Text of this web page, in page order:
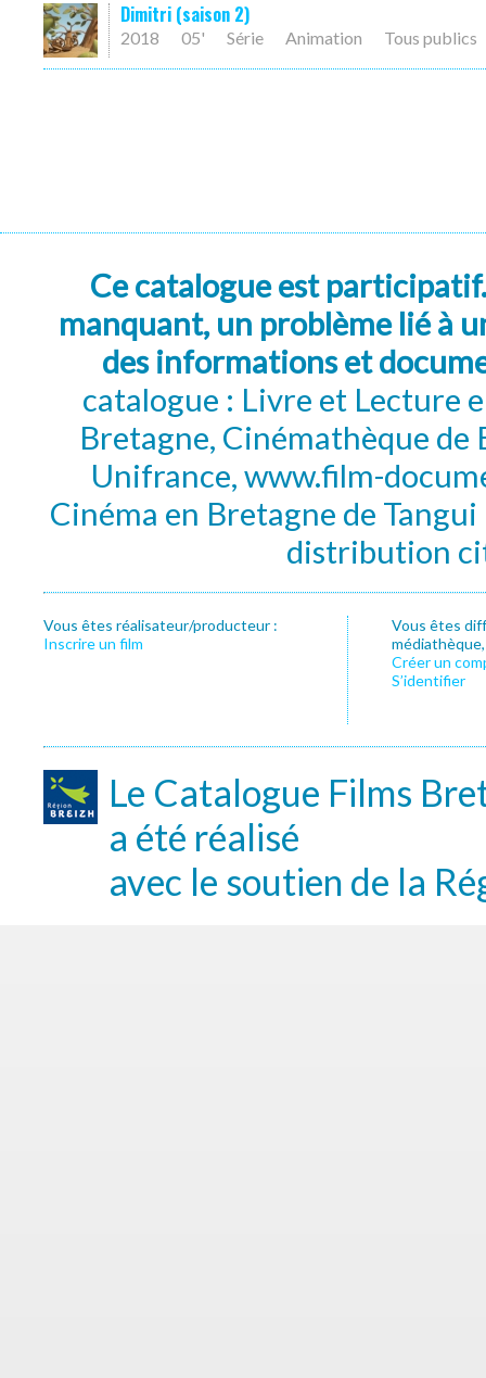
Dimitri (saison 2)
2018 05' Série Animation Tous publics
Ce catalogue est
manquant, un problème lié à
des informations et
catalogue : Livre et Lecture
Bretagne, Cinémathèque de
Unifrance, www.film-
Cinéma en Bretagne de
distribution
Vous êtes réalisateur/producteur :
Inscrire un film
Vous êtes
Créer un
S’identifier
Le Catalogue Films
a été réalisé
avec le soutien de la